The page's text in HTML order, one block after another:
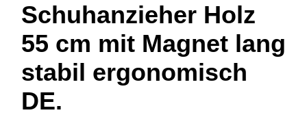
Schuhanzieher Holz
55 cm mit Magnet lang
stabil ergonomisch
DE.